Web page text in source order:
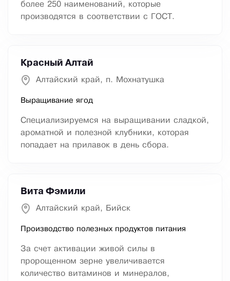
более 250 наименований, которые
производятся в соответствии с ГОСТ.
Красный Алтай
Алтайский край, п. Мохнатушка
Выращивание ягод
Специализируемся на выращивании сладкой,
ароматной и полезной клубники, которая
попадает на прилавок в день сбора.
Вита Фэмили
Алтайский край, Бийск
Производство полезных продуктов питания
За счет активации живой силы в
пророщенном зерне увеличивается
количество витаминов и минералов,